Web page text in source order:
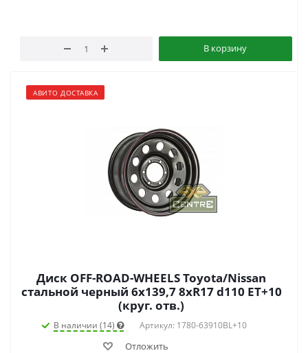
В корзину
АВИТО ДОСТАВКА
Диск OFF-ROAD-WHEELS Toyota/Nissan
стальной черный 6x139,7 8xR17 d110 ET+10
(круг. отв.)
В наличии (14) Артикул: 1780-63910BL+10
Отложить